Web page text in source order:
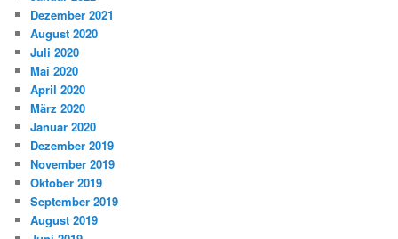
Dezember 2021
August 2020
Juli 2020
Mai 2020
April 2020
März 2020
Januar 2020
Dezember 2019
November 2019
Oktober 2019
September 2019
August 2019